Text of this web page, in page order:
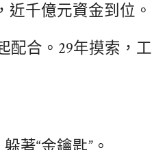
近千億元資金到位。
配合。29年摸索，工